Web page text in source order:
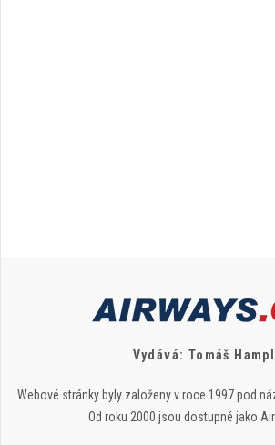
Vydává: Tomáš Hampl
Webové stránky byly založeny v roce 1997 pod
Od roku 2000 jsou dostupné jako